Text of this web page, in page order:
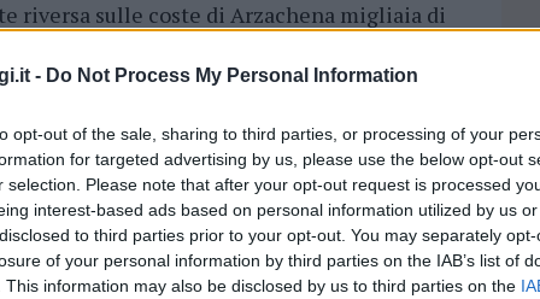
- Do Not Process My Personal Information
opt-out of the sale, sharing to third parties, or processing of your
for targeted advertising by us, please use the below opt-out
selection. Please note that after your opt-out request is processed
interest-based ads based on personal information utilized by us
to third parties prior to your opt-out. You may separately
of your personal information by third parties on the IAB’s list of
This information may also be disclosed by us to third parties on the
riversa sulle coste di Arzachena migliaia di
ambientale della zona. La prenotazione, che
disponibile a partire da 72 ore prima
e il numero chiuso alle Piscine: “Erosione